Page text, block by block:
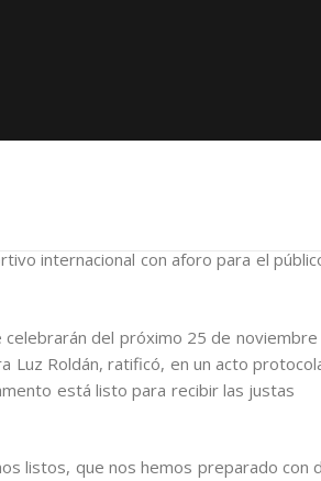
internacional con aforo para el
celebrarán del próximo 25 de
Luz Roldán, ratificó, en un acto
está listo para recibir las justas
listos, que nos hemos preparado con